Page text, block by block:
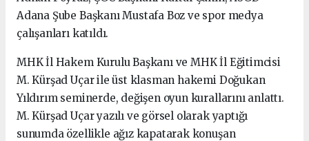
Adana Şube Başkanı Mustafa Boz ve spor medya
çalışanları katıldı.
MHK İl Hakem Kurulu Başkanı ve MHK İl Eğitimcisi
M. Kürşad Uçar ile üst klasman hakemi Doğukan
Yıldırım seminerde, değişen oyun kurallarını anlattı.
M. Kürşad Uçar yazılı ve görsel olarak yaptığı
sunumda özellikle ağız kapatarak konuşan